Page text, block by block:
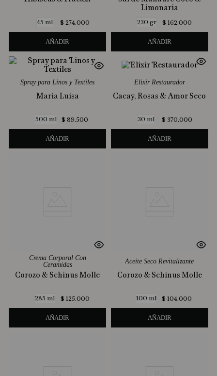
45 ml $ 274.000
AÑADIR
Limonaria
230 gr $ 162.000
AÑADIR
Spray para Linos y Textiles
María Luisa
500 ml $ 89.500
AÑADIR
Elixir Restaurador
Cacay, Rosas & Amor Seco
30 ml $ 370.000
AÑADIR
Crema Corporal Con
Ceramidas
Corozo & Schinus Molle
285 ml $ 125.000
AÑADIR
Aceite Seco Revitalizante
Corozo & Schinus Molle
100 ml $ 104.000
AÑADIR